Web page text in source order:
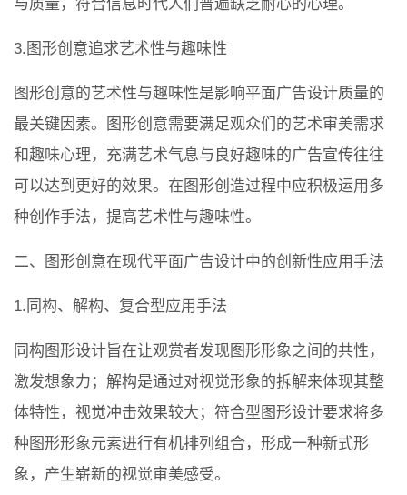
与质量，符合信息时代人们普遍缺乏耐心的心理。
3.图形创意追求艺术性与趣味性
图形创意的艺术性与趣味性是影响平面广告设计质量的
最关键因素。图形创意需要满足观众们的艺术审美需求
和趣味心理，充满艺术气息与良好趣味的广告宣传往往
可以达到更好的效果。在图形创造过程中应积极运用多
种创作手法，提高艺术性与趣味性。
二、图形创意在现代平面广告设计中的创新性应用手法
1.同构、解构、复合型应用手法
同构图形设计旨在让观赏者发现图形形象之间的共性，
激发想象力；解构是通过对视觉形象的拆解来体现其整
体特性，视觉冲击效果较大；符合型图形设计要求将多
种图形形象元素进行有机排列组合，形成一种新式形
象，产生崭新的视觉审美感受。